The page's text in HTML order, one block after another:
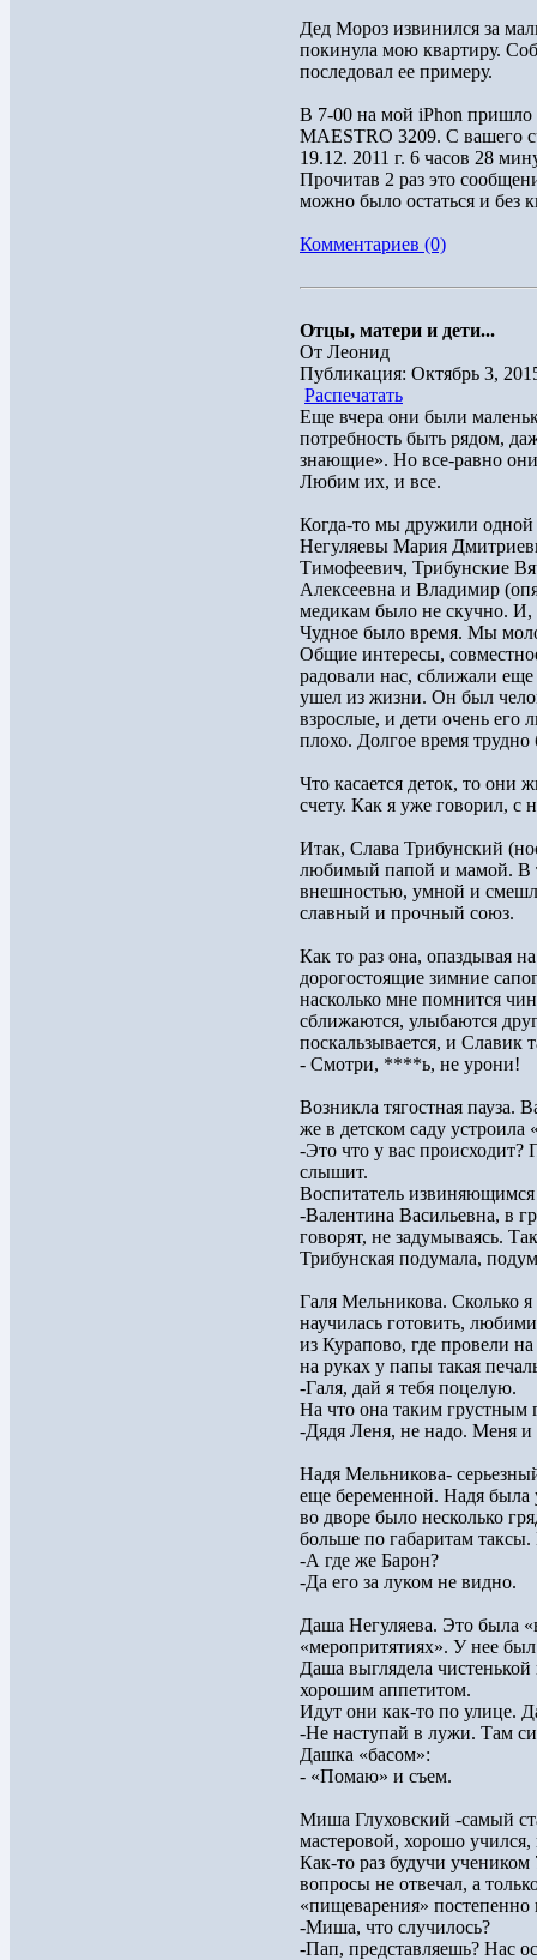
Дед Мороз извинился за
покинула мою квартиру.
последовал ее примеру.
В 7-00 на мой iPhon пришло
MAESTRO 3209. С вашего
19.12. 2011 г. 6 часов 28
Прочитав 2 раз это
можно было остаться и без
Комментариев (0)
Отцы, матери и дети...
От Леонид
Публикация: Октябрь 3,
Распечатать
Еще вчера они были
потребность быть рядом,
знающие». Но все-равно
Любим их, и все.
Когда-то мы дружили
Негуляевы Мария
Тимофеевич, Трибунские
Алексеевна и Владимир
медикам было не скучно.
Чудное было время. Мы
Общие интересы,
радовали нас, сближали
ушел из жизни. Он был
взрослые, и дети очень его
плохо. Долгое время
Что касается деток, то они
счету. Как я уже говорил,
Итак, Слава Трибунский
любимый папой и мамой. В
внешностью, умной и
славный и прочный союз.
Как то раз она, опаздывая
дорогостоящие зимние
насколько мне помнится
сближаются, улыбаются
поскальзывается, и Славик
- Смотри, ****ь, не урони!
Возникла тягостная пауза.
же в детском саду устроила
-Это что у вас происходит?
слышит.
Воспитатель извиняющимся
-Валентина Васильевна, в
говорят, не задумываясь.
Трибунская подумала,
Галя Мельникова. Сколько
научилась готовить,
из Курапово, где провели
на руках у папы такая
-Галя, дай я тебя поцелую.
На что она таким грустным
-Дядя Леня, не надо. Меня и
Надя Мельникова-
еще беременной. Надя
во дворе было несколько
больше по габаритам
-А где же Барон?
-Да его за луком не видно.
Даша Негуляева. Это была
«меропритятиях». У нее
Даша выглядела
хорошим аппетитом.
Идут они как-то по улице.
-Не наступай в лужи. Там
Дашка «басом»:
- «Помаю» и съем.
Миша Глуховский -самый
мастеровой, хорошо
Как-то раз будучи
вопросы не отвечал, а
«пищеварения»
-Миша, что случилось?
-Пап, представляешь? Нас